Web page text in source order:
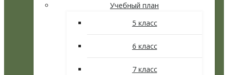
Учебный план
5 класс
6 класс
7 класс